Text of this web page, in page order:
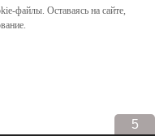
5
файлы. Оставаясь на сайте,